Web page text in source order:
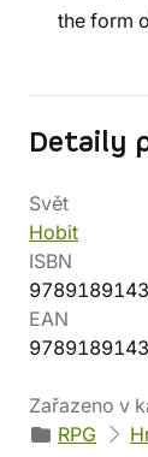
the form
Detaily
Svět
Hobit
ISBN
EAN
Zařazeno v
RPG